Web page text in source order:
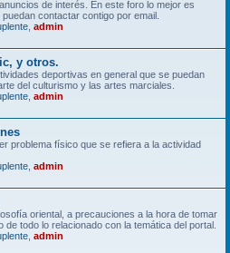
de interés. En este foro lo mejor es
contactar contigo por email.
admin
y otros.
deportivas en general que se puedan
del culturismo y las artes marciales.
admin
problema físico que se refiera a la actividad
admin
oriental, a precauciones a la hora de tomar
de todo lo relacionado con la temática del portal.
admin